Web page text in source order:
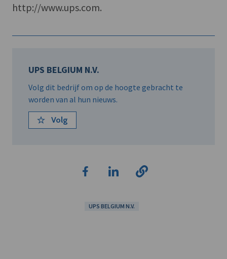
http://www.ups.com.
UPS BELGIUM N.V.
Volg dit bedrijf om op de hoogte gebracht te
worden van al hun nieuws.
Volg
UPS BELGIUM N.V.